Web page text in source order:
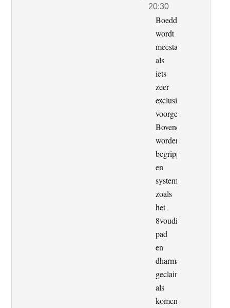
20:30
Boeddhisme
wordt
meestal
als
iets
zeer
exclusiefs
voorgesteld.
Bovendien
worden
begrippen
en
systemen
zoals
het
8voudige
pad
en
dharma
geclaimd
als
komende